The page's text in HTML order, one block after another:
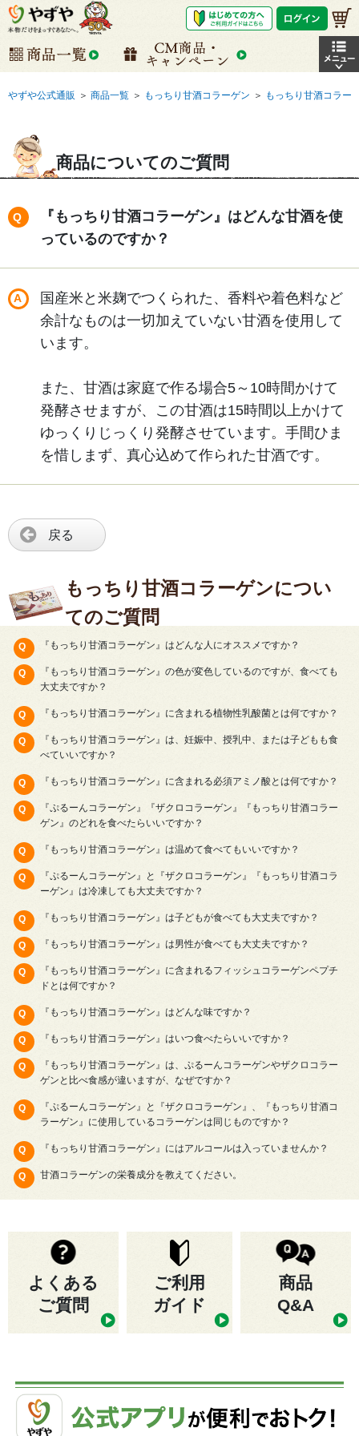
やずや公式通販 ＞ 商品一覧 ＞ もっちり甘酒コラーゲン ＞ もっちり甘酒コラー
商品についてのご質問
『もっちり甘酒コラーゲン』はどんな甘酒を使
っているのですか？
国産米と米麹でつくられた、香料や着色料など
余計なものは一切加えていない甘酒を使用して
います。
また、甘酒は家庭で作る場合5～10時間かけて
発酵させますが、この甘酒は15時間以上かけて
ゆっくりじっくり発酵させています。手間ひま
を惜しまず、真心込めて作られた甘酒です。
戻る
もっちり甘酒コラーゲンについ
てのご質問
『もっちり甘酒コラーゲン』はどんな人にオススメですか？
『もっちり甘酒コラーゲン』の色が変色しているのですが、食べても
大丈夫ですか？
『もっちり甘酒コラーゲン』に含まれる植物性乳酸菌とは何ですか？
『もっちり甘酒コラーゲン』は、妊娠中、授乳中、または子どもも食
べていいですか？
『もっちり甘酒コラーゲン』に含まれる必須アミノ酸とは何ですか？
『ぷるーんコラーゲン』『ザクロコラーゲン』『もっちり甘酒コラー
ゲン』のどれを食べたらいいですか？
『もっちり甘酒コラーゲン』は温めて食べてもいいですか？
『ぷるーんコラーゲン』と『ザクロコラーゲン』『もっちり甘酒コラ
ーゲン』は冷凍しても大丈夫ですか？
『もっちり甘酒コラーゲン』は子どもが食べても大丈夫ですか？
『もっちり甘酒コラーゲン』は男性が食べても大丈夫ですか？
『もっちり甘酒コラーゲン』に含まれるフィッシュコラーゲンペプチ
ドとは何ですか？
『もっちり甘酒コラーゲン』はどんな味ですか？
『もっちり甘酒コラーゲン』はいつ食べたらいいですか？
『もっちり甘酒コラーゲン』は、ぷるーんコラーゲンやザクロコラー
ゲンと比べ食感が違いますが、なぜですか？
『ぷるーんコラーゲン』と『ザクロコラーゲン』、『もっちり甘酒コ
ラーゲン』に使用しているコラーゲンは同じものですか？
『もっちり甘酒コラーゲン』にはアルコールは入っていませんか？
甘酒コラーゲンの栄養成分を教えてください。
よくある
ご質問
ご利用
ガイド
商品
Q&A